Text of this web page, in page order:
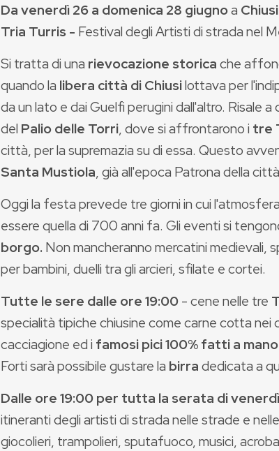
Da venerdì 26 a domenica 28 giugnoa Chiusi
Tria Turris - Festival degli Artisti di strada nel
Si tratta di una rievocazione storicache
quando la libera città di Chiusilottava per
da un lato e dai Guelfi perugini dall'altro. Risale
del Palio delle Torri, dove si affrontarono i tre
città, per la supremazia su di essa. Questo
Santa Mustiola, già all'epoca Patrona della
Oggi la festa prevede tre giorni in cui
essere quella di 700 anni fa. Gli eventi si
borgo.Non mancheranno mercatini medievali,
per bambini, duelli tra gli arcieri, sfilate e cortei.
Tutte le sere dalle ore 19:00- cene nelle tre
specialità tipiche chiusine come carne cotta nei
cacciagione ed i famosi pici 100% fatti a
Forti sarà possibile gustare la birradedicata a
Dalle ore 19:00per tutta la serata di
itineranti degli artisti di strada nelle strade e
giocolieri, trampolieri, sputafuoco, musici,